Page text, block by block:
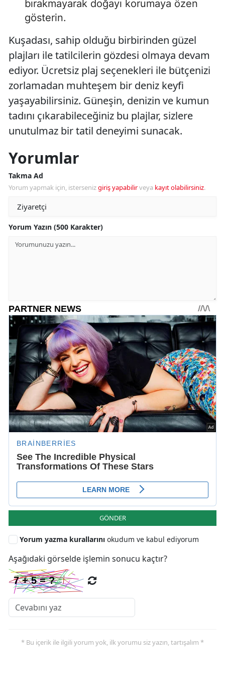
bırakmayarak doğayı korumaya özen
gösterin.
Kuşadası, sahip olduğu birbirinden güzel
plajları ile tatilcilerin gözdesi olmaya devam
ediyor. Ücretsiz plaj seçenekleri ile bütçenizi
zorlamadan muhteşem bir deniz keyfi
yaşayabilirsiniz. Güneşin, denizin ve kumun
tadını çıkarabileceğiniz bu plajlar, sizlere
unutulmaz bir tatil deneyimi sunacak.
Yorumlar
Takma Ad
Yorum yapmak için, istersenizgiriş yapabilirveya kayıt olabilirsiniz.
Yorum Yazın (500 Karakter)
GÖNDER
Yorum yazma kurallarını okudum ve kabul ediyorum
Aşağıdaki görselde işlemin sonucu kaçtır?
* Bu içerik ile ilgili yorum yok, ilk yorumu siz yazın, tartışalım *